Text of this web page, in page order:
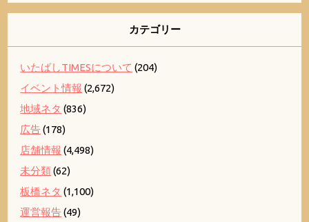
カテゴリー
いたばしTIMESについて (204)
イベント情報 (2,672)
地域ネタ (836)
広告(178)
店舗情報 (4,498)
未分類(62)
板橋ネタ (1,100)
運営報告(49)